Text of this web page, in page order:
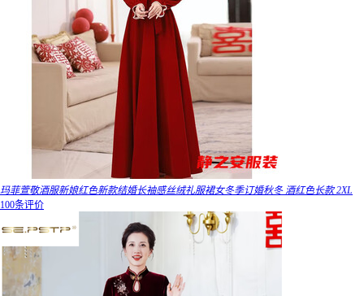
玛菲萱敬酒服新娘红色新款结婚长袖感丝绒礼服裙女冬季订婚秋冬 酒红色长款 2XL
100条评价